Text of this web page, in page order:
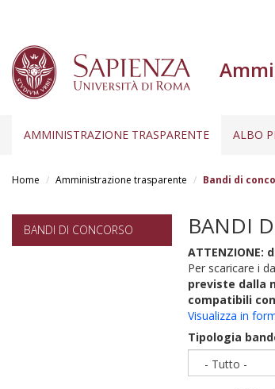
AMMINISTRAZIONE TRASPARENTE ALBO
Home Amministrazione trasparente Bandi di
BANDI DI CONCORSO BANDI
Per scaricare i
previste dalla
compatibili
Visualizza in
Tipologia
- Tutto -